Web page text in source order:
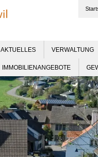
AKTUELLES VERWALTUNG
IMMOBILIENANGEBOTE